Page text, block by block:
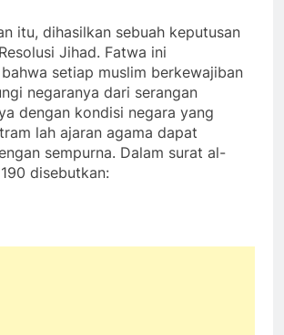
itu, dihasilkan sebuah keputusan
Jihad. Fatwa ini
setiap muslim berkewajiban
negaranya dari serangan
dengan kondisi negara yang
lah ajaran agama dapat
sempurna. Dalam surat al-
disebutkan: